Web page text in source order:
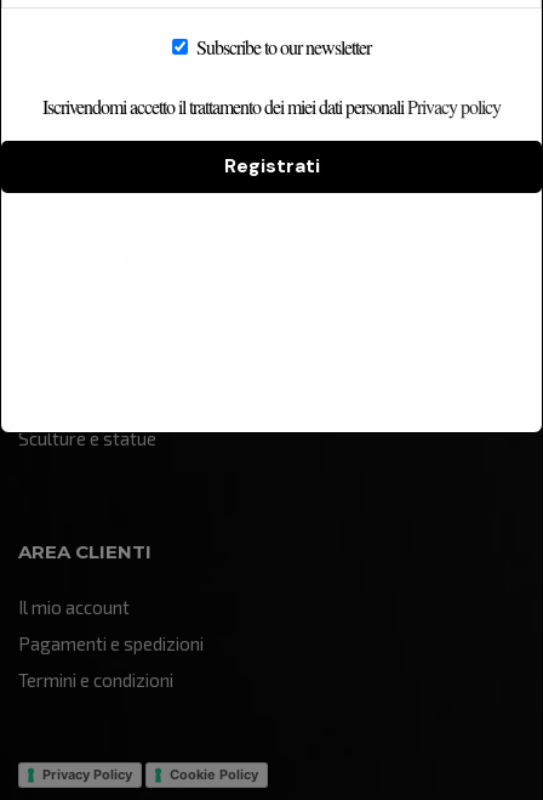
Catalogo
Contatti
Sculture e statue
AREA CLIENTI
Il mio account
Pagamenti e spedizioni
Termini e condizioni
Privacy Policy Cookie Policy
Subscribe to our newsletter
Iscrivendomi accetto il trattamento dei miei dati personaliPrivacy policy
Registrati